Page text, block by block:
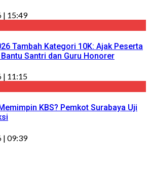
| 15:49
Tambah Kategori 10K: Ajak Peserta
Santri dan Guru Honorer
| 11:15
KBS? Pemkot Surabaya Uji
| 09:39